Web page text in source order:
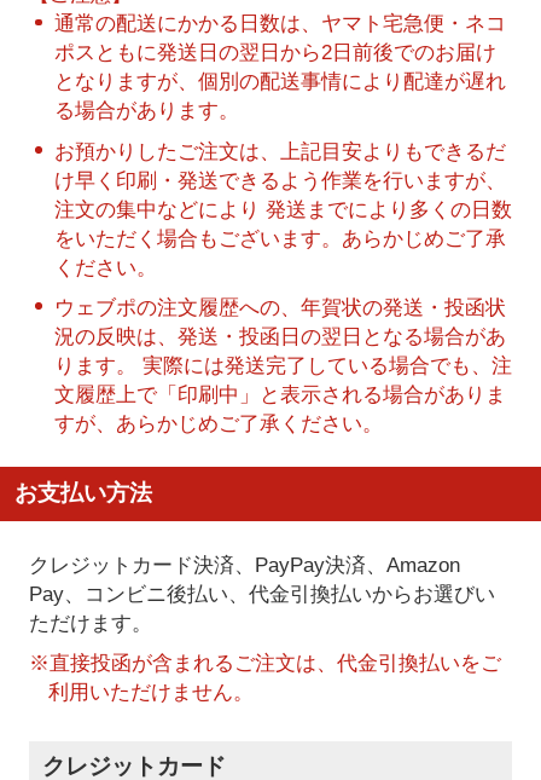
通常の配送にかかる日数は、ヤマト宅急便・ネコ
ポスともに発送日の翌日から2日前後でのお届け
となりますが、個別の配送事情により配達が遅れ
る場合があります。
お預かりしたご注文は、上記目安よりもできるだ
け早く印刷・発送できるよう作業を行いますが、
注文の集中などにより 発送までにより多くの日数
をいただく場合もございます。あらかじめご了承
ください。
ウェブポの注文履歴への、年賀状の発送・投函状
況の反映は、発送・投函日の翌日となる場合があ
ります。 実際には発送完了している場合でも、注
文履歴上で「印刷中」と表示される場合がありま
すが、あらかじめご了承ください。
お支払い方法
クレジットカード決済、PayPay決済、Amazon
Pay、コンビニ後払い、代金引換払いからお選びい
ただけます。
※直接投函が含まれるご注文は、代金引換払いをご
利用いただけません。
クレジットカード